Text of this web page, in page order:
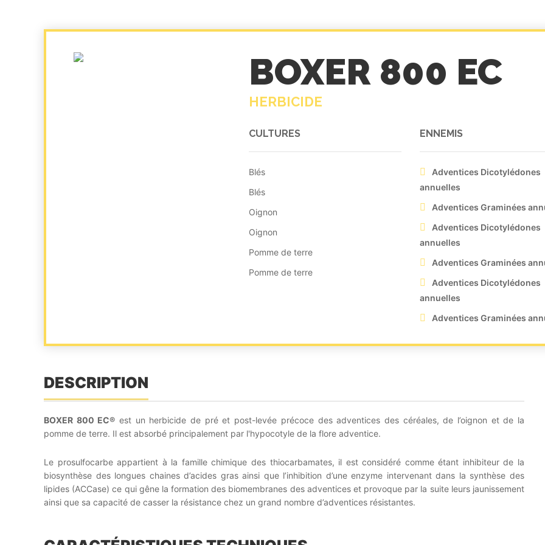
BOXER 800 EC
HERBICIDE
CULTURES
Blés
Blés
Oignon
Oignon
Pomme de terre
Pomme de terre
ENNEMIS
Adventices Dicotylédones
annuelles
Adventices Graminées
Adventices Dicotylédones
annuelles
Adventices Graminées
Adventices Dicotylédones
annuelles
Adventices Graminées
DESCRIPTION
BOXER 800 EC® est un herbicide de pré et post-levée précoce des adventices des céréales, de l’oignon et de la
pomme de terre. Il est absorbé principalement par l'hypocotyle de la flore adventice.
Le prosulfocarbe appartient à la famille chimique des thiocarbamates, il est considéré comme étant inhibiteur de la
biosynthèse des longues chaines d’acides gras ainsi que l’inhibition d’une enzyme intervenant dans la synthèse des
lipides (ACCase) ce qui gêne la formation des biomembranes des adventices et provoque par la suite leurs jaunissement
ainsi que sa capacité de casser la résistance chez un grand nombre d’adventices résistantes.